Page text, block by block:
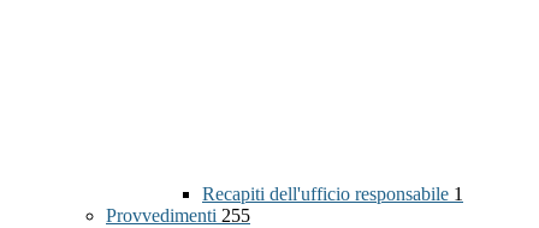
Recapiti dell'ufficio responsabile 1
Provvedimenti 255